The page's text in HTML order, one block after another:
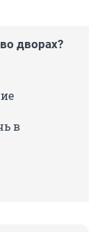
дворах?
в